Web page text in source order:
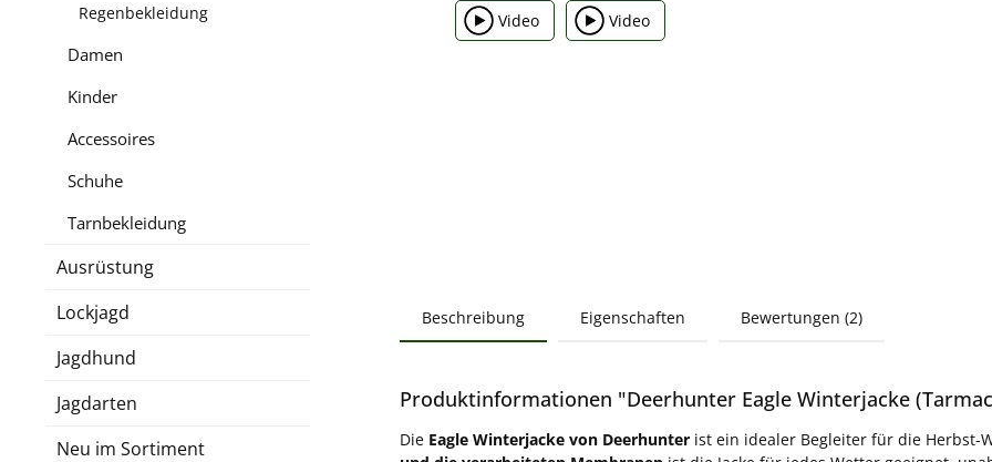
Regenbekleidung
Damen
Kinder
Accessoires
Schuhe
Tarnbekleidung
Ausrüstung
Lockjagd
Jagdhund
Jagdarten
Neu im Sortiment
Video Video
Beschreibung Eigenschaften Bewertungen (2)
Produktinformationen "Deerhunter Eagle Winterjacke
Die Eagle Winterjacke von Deerhunter ist ein idealer Begleiter für die Herbst-